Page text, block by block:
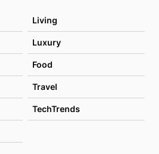
Living
Luxury
Food
Travel
TechTrends